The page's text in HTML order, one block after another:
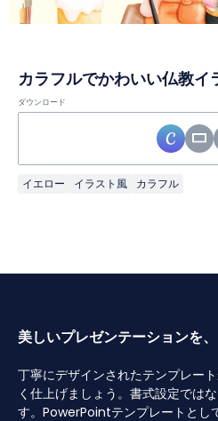
カラフルでかわいい仏教イ
ダウンロード
イエロー イラスト風 カラフル
美しいプレゼンテーションを
丁寧にデザインされたテンプレー
く仕上げましょう。書式設定では
す。PowerPointテンプレートとし